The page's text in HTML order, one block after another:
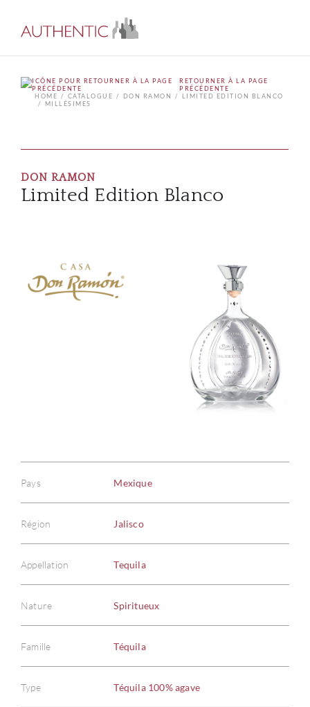
RETOURNER À LA PAGE
PRÉCÉDENTE
HOME
CATALOGUE DON RAMON
LIMITED EDITION BLANCO
MILLÉSIMES
DON RAMON
Limited Edition Blanco
Pays Mexique
Région Jalisco
Appellation Tequila
Nature Spiritueux
Famille Téquila
Type Téquila 100% agave